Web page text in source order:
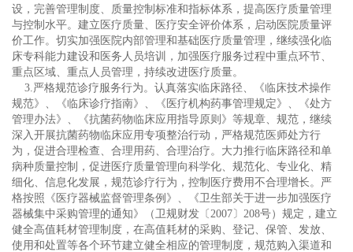
设，完善管理制度、质量控制标准和指标体系，提高医疗质量管理
与控制水平。建立医疗质量、医疗安全评价体系，启动医院质量评
价工作。切实加强医院内部管理和基础医疗质量管理，继续强化临
床专科能力建设和医务人员培训，加强医疗服务过程中重点环节、
重点区域、重点人员管理，持续改进医疗质量。
3.严格规范诊疗服务行为。认真落实临床路径、《临床技术操作
规范》、《临床诊疗指南》、《医疗机构药事管理规定》、《处方
管理办法》、《抗菌药物临床应用指导原则》等规章、规范，继续
深入开展抗菌药物临床应用专项整治行动，严格规范医师处方行
为，促进合理检查、合理用药、合理治疗。大力推行临床路径和单
病种质量控制，促进医疗质量管理向科学化、规范化、专业化、精
细化、信息化发展，规范诊疗行为，控制医疗费用不合理增长。严
格按照《医疗器械监督管理条例》、《卫生部关于进一步加强医疗
器械集中采购管理的通知》（卫规财发〔2007〕208号）规定，建立
健全高值耗材管理制度，在高值耗材的采购、登记、保管、发放、
使用和处置等各个环节建立健全相应的管理制度，规范购入渠道和